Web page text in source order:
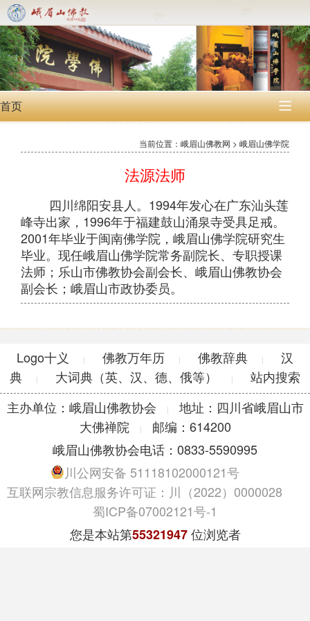
首页 
当前位置：峨眉山佛教网 > 峨眉山佛学院
法源法师
四川绵阳安县人。1994年发心在广东汕头莲
峰寺出家，1996年于福建鼓山涌泉寺受具足戒。
2001年毕业于闽南佛学院，峨眉山佛学院研究生
毕业。现任峨眉山佛学院常务副院长、专职授课
法师；乐山市佛教协会副会长、峨眉山佛教协会
副会长；峨眉山市政协委员。
Logo十义 | 佛教万年历 | 佛教辞典 |
汉
典
| 大词典（英、汉、德、俄等） |
站内搜索
主办单位：峨眉山佛教协会
|
地址：四川省峨眉山市
大佛禅院
|
邮编：614200
峨眉山佛教协会电话：0833-5590995
川公网安备 51118102000121号
互联网宗教信息服务许可证：川（2022）0000028
蜀ICP备07002121号-1
您是本站第55321947位浏览者